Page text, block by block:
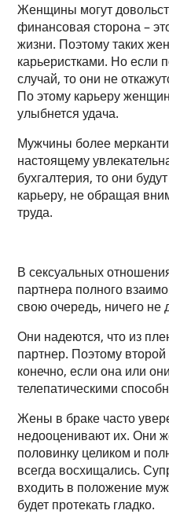
Женщины могут
финансовая сторона –
жизни. Поэтому таких
карьеристками. Но если
случай, то они не
По этому карьеру
улыбнется удача.
Мужчины более
настоящему
бухгалтерия, то они
карьеру, не обращая
труда.
В сексуальных
партнера полного
свою очередь, ничего не
Они надеются, что из
партнер. Поэтому
конечно, если она или
телепатическими
Жены в браке часто
недооценивают их. Они
половинку целиком и
всегда восхищались.
входить в положение
будет протекать гладко.